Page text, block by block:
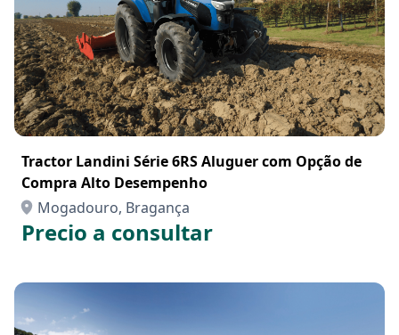
Tractor Landini Série 6RS Aluguer com Opção de
Compra Alto Desempenho
Mogadouro, Bragança
Precio a consultar